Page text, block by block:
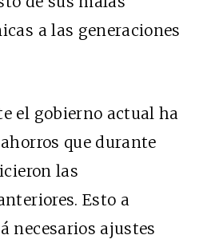
a las generaciones
el gobierno actual ha
que durante
las
Esto a
necesarios ajustes